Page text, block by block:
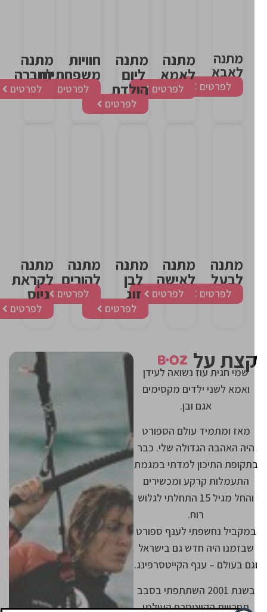
מתנה
לאבא
לפרטים
מתנה
לאמא
לפרטים
מתנה
ליום
הולדת
לפרטים
חוויות
משפחתיות
לפרטים
מתנה
לחברה
לפרטים
מתנה
לבעל
לפרטים
מתנה
לאישה
לפרטים
מתנה
לבן
זוג
לפרטים
מתנה
להורים
לפרטים
מתנה
לקראת
גיוס
לפרטים
על
שמי חגית עוז נשואה לעידן
ואמא לשני ילדים מקסימים
אגם ובן.
מאז ומתמיד עולם הספורט
היה האהבה הגדולה שלי. כבר
התיכון למדתי במגמת
התעמלות קרקע ומכשירים
והחל מגיל 15 התחלתי לגלוש
רוח.
נחשפתי לענף ספורט
שבזמנו היה חדש גם בישראל
בעולם – ענף הקייטסרפינג.
בשנת 2001 השתתפתי בסבב
תחרויות הקייטסרף העולמי